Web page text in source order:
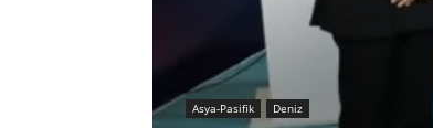
Asya-Pasifik Deniz